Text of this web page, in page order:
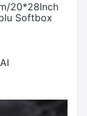
20*28Inch
Softbox